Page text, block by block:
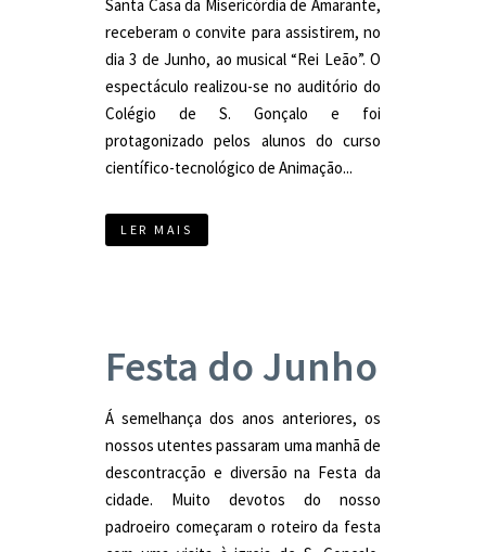
Santa Casa da Misericórdia de Amarante,
receberam o convite para assistirem, no
dia 3 de Junho, ao musical “Rei Leão”. O
espectáculo realizou-se no auditório do
Colégio de S. Gonçalo e foi
protagonizado pelos alunos do curso
científico-tecnológico de Animação...
LER MAIS
Festa do Junho
Á semelhança dos anos anteriores, os
nossos utentes passaram uma manhã de
descontracção e diversão na Festa da
cidade. Muito devotos do nosso
padroeiro começaram o roteiro da festa